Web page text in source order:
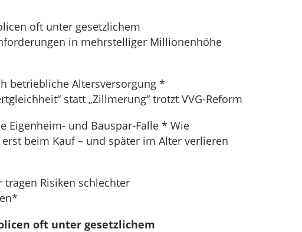
oft unter gesetzlichem
in mehrstelliger Millionenhöhe
betriebliche Altersversorgung *
statt „Zillmerung“ trotzt VVG-Reform
Eigenheim- und Bauspar-Falle * Wie
beim Kauf – und später im Alter verlieren
Risiken schlechter
oft unter gesetzlichem